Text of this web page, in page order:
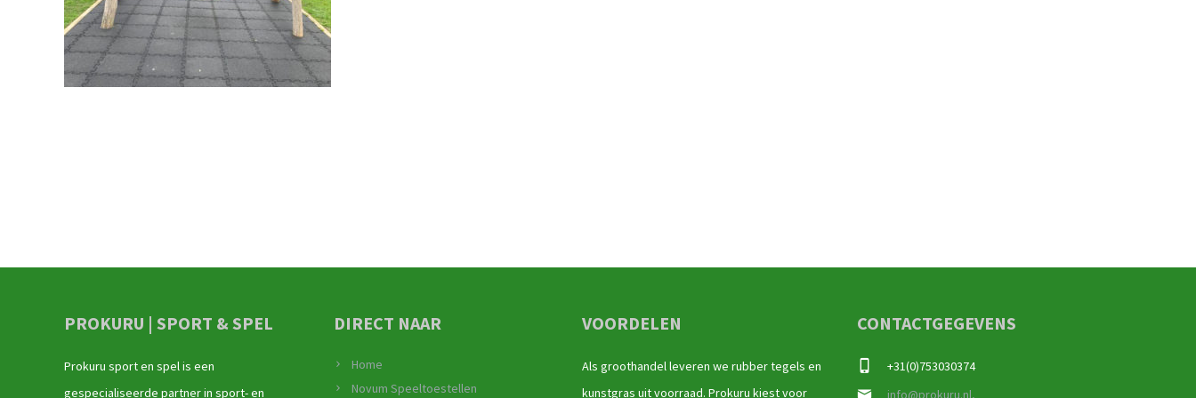
PROKURU | SPORT & SPEL
Prokuru sport en spel is een
gespecialiseerde partner in sport- en
DIRECT NAAR
Home
Novum Speeltoestellen
VOORDELEN
Als groothandel leveren we rubber tegels en
kunstgras uit voorraad. Prokuru kiest voor
CONTACTGEGEVENS
+31(0)753030374
info@prokuru.nl,